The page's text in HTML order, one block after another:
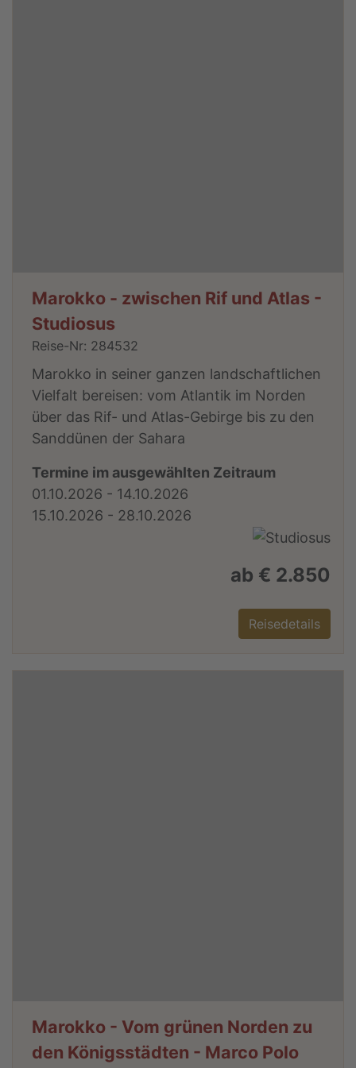
Marokko - zwischen Rif und Atlas -
Studiosus
Reise-Nr: 284532
Marokko in seiner ganzen landschaftlichen
Vielfalt bereisen: vom Atlantik im Norden
über das Rif- und Atlas-Gebirge bis zu den
Sanddünen der Sahara
Termine im ausgewählten Zeitraum
01.10.2026 - 14.10.2026
15.10.2026 - 28.10.2026
ab € 2.850
Reisedetails
Marokko - Vom grünen Norden zu
den Königsstädten - Marco Polo